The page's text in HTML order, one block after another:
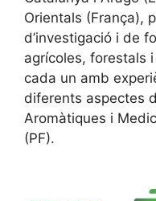
Orientals (França),
d’investigació i de
agrícoles, forestals
cada un amb
diferents aspectes
Aromàtiques i
(PF).